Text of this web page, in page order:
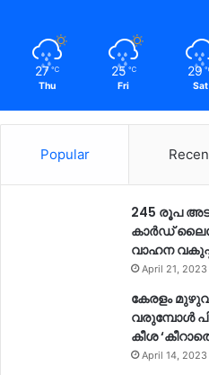
27 ℃
Thu
25 ℃
Fri
29
Sat
Popular
245 രൂപ
കാർഡ്
വാഹന
April 21, 2023
കേരളം
വരുമ്പോള്‍
കീശ
April 14, 2023